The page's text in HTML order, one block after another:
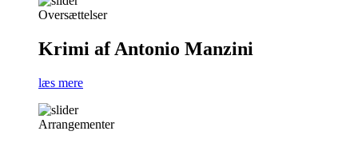
Oversættelser
Krimi af Antonio Manzini
læs mere
Arrangementer